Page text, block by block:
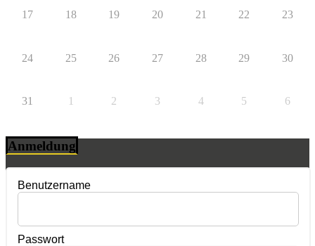
17 18 19 20 21 22 23
24 25 26 27 28 29 30
31 1 2 3 4 5 6
Anmeldung
Benutzername
Passwort